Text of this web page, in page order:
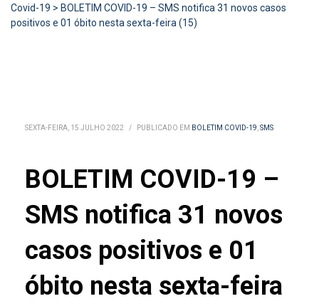
Covid-19 > BOLETIM COVID-19 – SMS notifica 31 novos casos
positivos e 01 óbito nesta sexta-feira (15)
SEXTA-FEIRA, 15 JULHO 2022 / PUBLICADO EM BOLETIM COVID-19,SMS
BOLETIM COVID-19 –
SMS notifica 31 novos
casos positivos e 01
óbito nesta sexta-feira